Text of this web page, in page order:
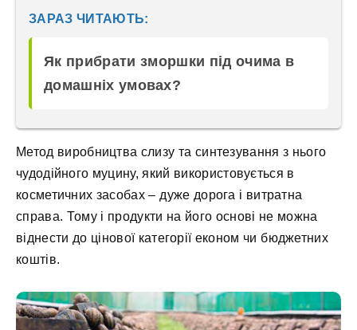
ЗАРАЗ ЧИТАЮТЬ:
Як прибрати зморшки під очима в
домашніх умовах?
Метод виробництва слизу та синтезування з нього
чудодійного муцину, який використовується в
косметичних засобах – дуже дорога і витратна
справа. Тому і продукти на його основі не можна
віднести до цінової категорії економ чи бюджетних
коштів.